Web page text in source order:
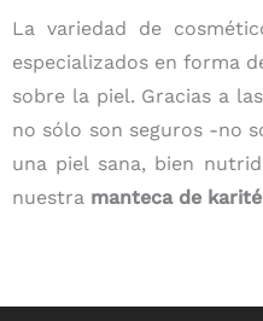
La variedad de
especializados en forma
sobre la piel. Gracias a
no sólo son seguros -no
una piel sana, bien
nuestra manteca de